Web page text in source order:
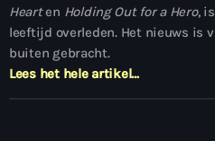
Hearten Holding Out for a Hero,
leeftijd overleden. Het nieuws is
buiten gebracht.
Lees het hele artikel…